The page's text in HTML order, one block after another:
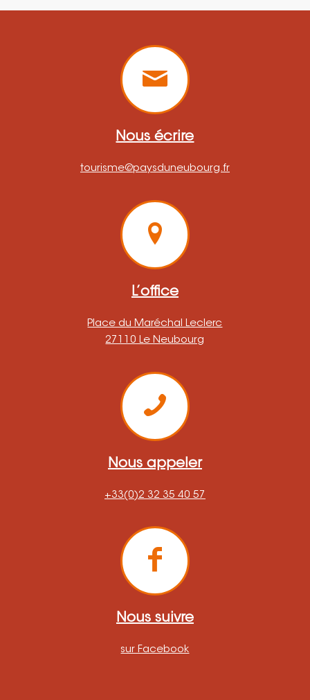
Nous écrire
tourisme@paysduneubourg.fr
L’office
Place du Maréchal Leclerc
27110 Le Neubourg
Nous appeler
+33(0)2 32 35 40 57
Nous suivre
sur Facebook